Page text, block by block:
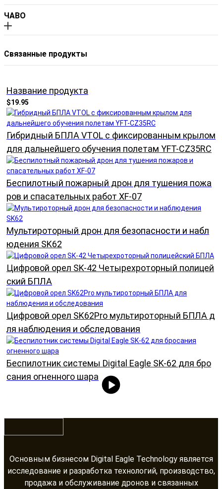
ЧАВО
Связанные продукты
Название продукта
$19.95
Гибридный БПЛА VTOL с фиксированным крылом
для дальнейшего обучения полетам YFT-CZ35RC
Беспилотный пожарный дрон для тушения пожа
ров и спасательных работ XF-07
Мультироторный дрон для безопасности и набл
юдения SK62
Цифровой орел SK-42 Четырехроторный полицей
ский БПЛА
Цифровой орел SK62Pro мультироторный БПЛА д
ля наблюдения и обследования
Беспилотник системы Digital Eagle SK-62 для бро
сания огненного шара
Основным бизнесом Digital Eagle Technology является
исследование и разработка технологий, производство,
продажа и обслуживание дронов и связанных